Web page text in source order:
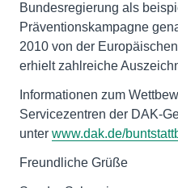
Bundesregierung als
Präventionskampagne
2010 von der
erhielt zahlreiche
Informationen zum
Servicezentren der DAK-
unter www.dak.de/
Freundliche Grüße